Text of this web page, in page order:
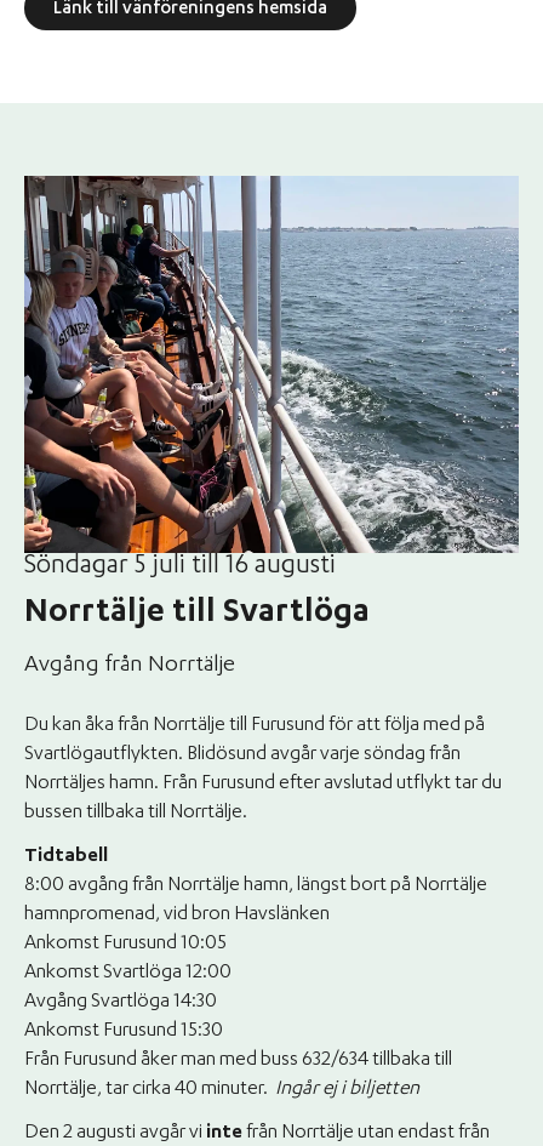
Länk till vänföreningens hemsida
Söndagar 5 juli till 16 augusti
Norrtälje till Svartlöga
Avgång från Norrtälje
Du kan åka från Norrtälje till Furusund för att följa med på
Svartlögautflykten. Blidösund avgår varje söndag från
Norrtäljes hamn. Från Furusund efter avslutad utflykt tar du
bussen tillbaka till Norrtälje.
Tidtabell
8:00 avgång från Norrtälje hamn, längst bort på Norrtälje
hamnpromenad, vid bron Havslänken
Ankomst Furusund 10:05
Ankomst Svartlöga 12:00
Avgång Svartlöga 14:30
Ankomst Furusund 15:30
Från Furusund åker man med buss 632/634 tillbaka till
Norrtälje, tar cirka 40 minuter. Ingår ej i biljetten
Den 2 augusti avgår vi intefrån Norrtälje utan endast från